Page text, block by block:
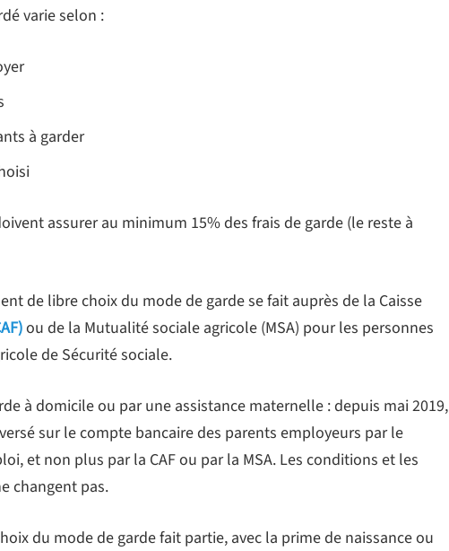
varie selon :
à garder
assurer au minimum 15% des frais de garde (le reste à
de libre choix du mode de garde se fait auprès de la Caisse
ou de la Mutualité sociale agricole (MSA) pour les personnes
de Sécurité sociale.
à domicile ou par une assistance maternelle : depuis mai 2019,
sur le compte bancaire des parents employeurs par le
et non plus par la CAF ou par la MSA. Les conditions et les
changent pas.
du mode de garde fait partie, avec la prime de naissance ou